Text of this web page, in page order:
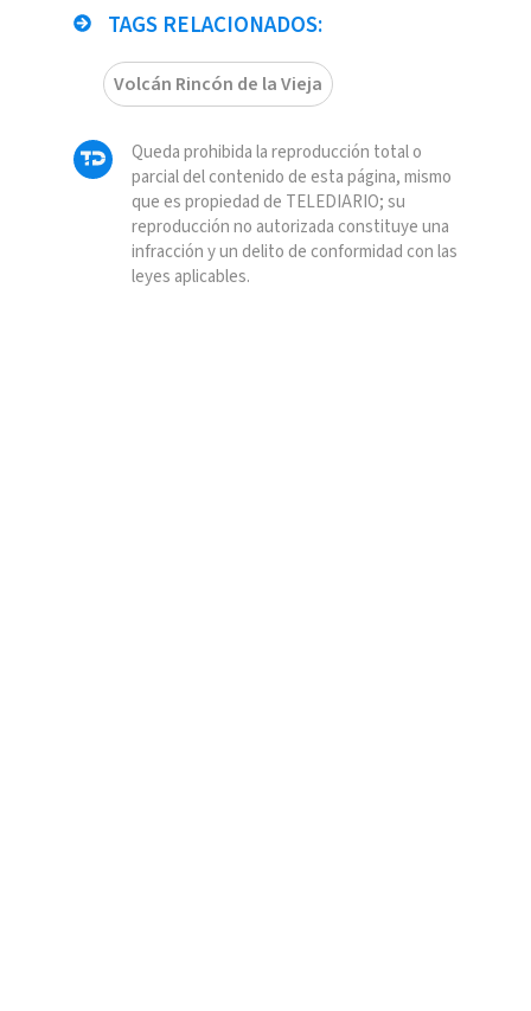
TAGS RELACIONADOS:
Volcán Rincón de la Vieja
Queda prohibida la reproducción total o
parcial del contenido de esta página, mismo
que es propiedad de TELEDIARIO; su
reproducción no autorizada constituye una
infracción y un delito de conformidad con las
leyes aplicables.